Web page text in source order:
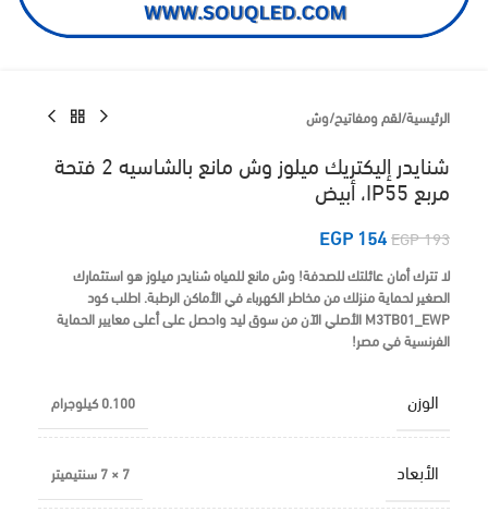
الرئيسية/لقم ومفاتيح/وش
شنايدر إليكتريك ميلوز وش مانع بالشاسيه 2 فتحة
مربع IP55، أبيض
EGP193
EGP154
لا تترك أمان عائلتك للصدفة!وش مانع للمياه شنايدر ميلوزهو استثمارك
الصغير لحماية منزلك من مخاطر الكهرباء في الأماكن الرطبة.اطلب كود
M3TB01_EWP الأصلي الآن من سوق ليد واحصل على أعلى معايير الحماية
الفرنسية في مصر!
الوزن 0.100 كيلوجرام
الأبعاد 7 × 7 سنتيميتر